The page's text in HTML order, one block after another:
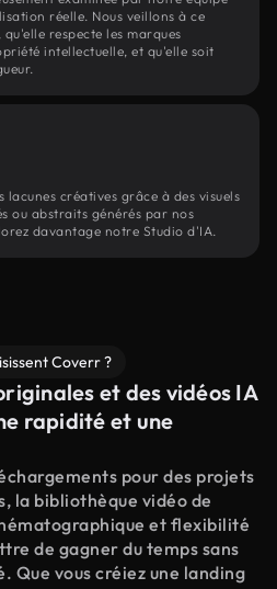
réelle. Nous veillons à ce
respecte les marques
intellectuelle, et qu'elle soit
créatives grâce à des visuels
ou abstraits générés par nos
davantage notre Studio d'IA.
Coverr ?
et des vidéos IA
rapidité et une
pour des projets
la bibliothèque vidéo de
et flexibilité
de gagner du temps sans
Que vous créiez une landing